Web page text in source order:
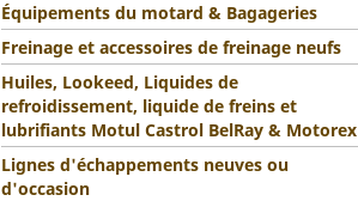
Équipements du motard & Bagageries
Freinage et accessoires de freinage neufs
Huiles, Lookeed, Liquides de
refroidissement, liquide de freins et
lubrifiants Motul Castrol BelRay & Motorex
Lignes d'échappements neuves ou
d'occasion